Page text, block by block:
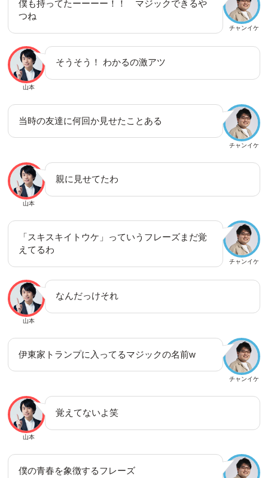
チャンイケ
僕も持ってたーーーー！！ マジックできるや
つね
山本
そうそう！ わかるの激アツ
チャンイケ
当時の友達に何回か見せたことある
山本
親に見せてたわ
チャンイケ
「スキスキイトウケ」っていうフレーズまだ覚
えてるわ
山本
なんだっけそれ
チャンイケ
伊東家トランプに入ってるマジックの名前w
山本
覚えてないよ笑
僕の青春を象徴するフレーズ